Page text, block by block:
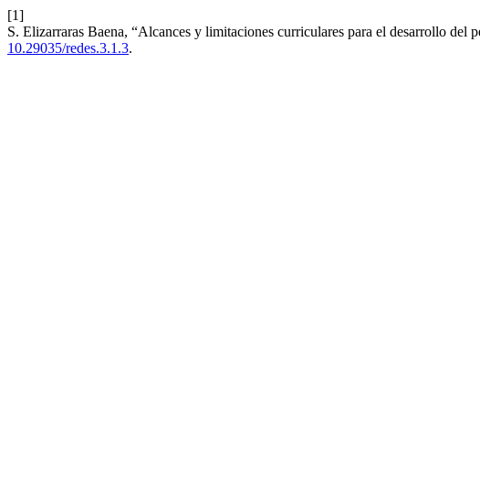
[1]
S. Elizarraras Baena, “Alcances y limitaciones curriculares para el desarrollo del
10.29035/redes.3.1.3.